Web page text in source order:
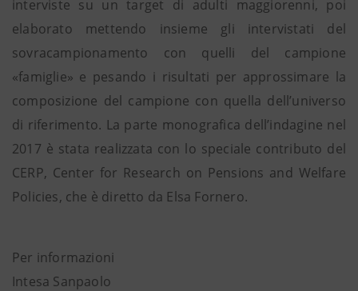
interviste su un target di adulti maggiorenni, poi
elaborato mettendo insieme gli intervistati del
sovracampionamento con quelli del campione
«famiglie» e pesando i risultati per approssimare la
composizione del campione con quella dell’universo
di riferimento. La parte monografica dell’indagine nel
2017 è stata realizzata con lo speciale contributo del
CERP, Center for Research on Pensions and Welfare
Policies, che è diretto da Elsa Fornero.
Per informazioni
Intesa Sanpaolo